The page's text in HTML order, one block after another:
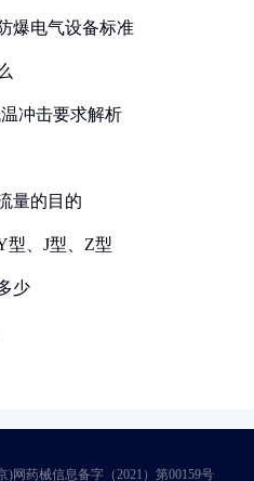
爆电气设备标准
冲击要求解析
量的目的
型、J型、Z型
少
网药械信息备字（2021）第00159号